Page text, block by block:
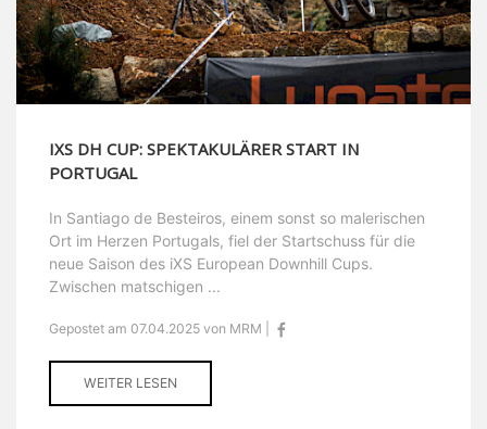
IXS DH CUP: SPEKTAKULÄRER START IN
PORTUGAL
In Santiago de Besteiros, einem sonst so malerischen
Ort im Herzen Portugals, fiel der Startschuss für die
neue Saison des iXS European Downhill Cups.
Zwischen matschigen ...
Gepostet am 07.04.2025 von MRM |
WEITER LESEN